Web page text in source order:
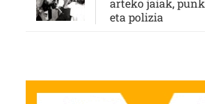
arteko jaiak,
eta polizia